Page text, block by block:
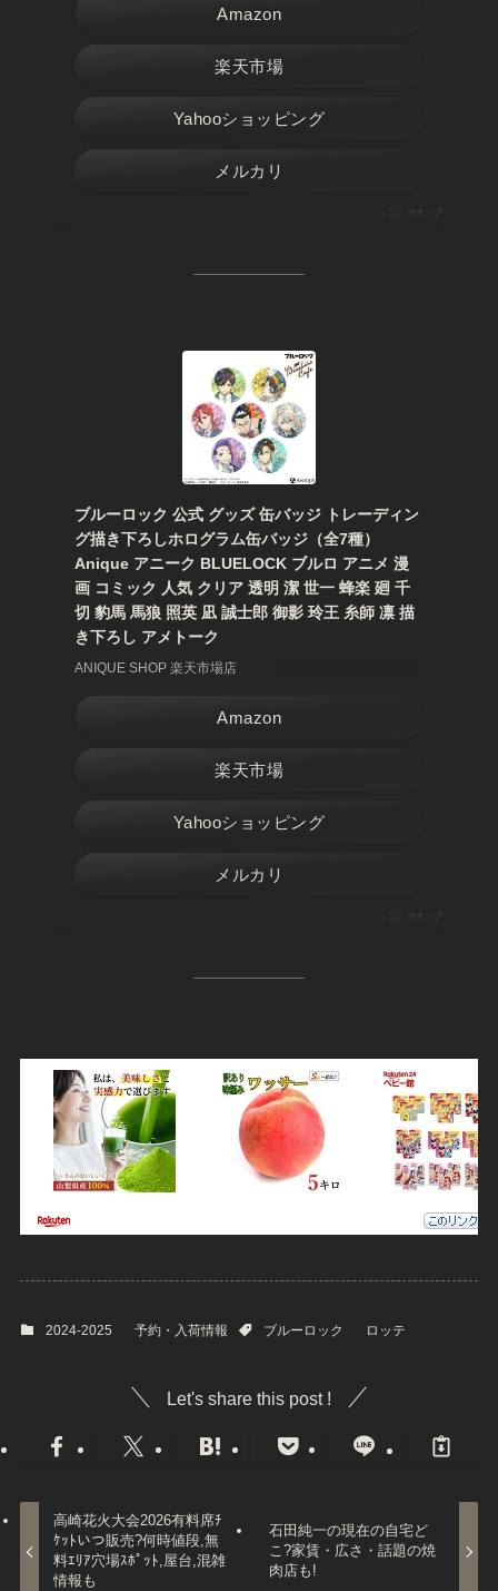
Amazon
楽天市場
Yahooショッピング
メルカリ
ポチップ
ブルーロック 公式 グッズ 缶バッジ トレーディン
グ描き下ろしホログラム缶バッジ（全7種）
Anique アニーク BLUELOCK ブルロ アニメ 漫
画 コミック 人気 クリア 透明 潔 世一 蜂楽 廻 千
切 豹馬 馬狼 照英 凪 誠士郎 御影 玲王 糸師 凛 描
き下ろし アメトーク
ANIQUE SHOP 楽天市場店
Amazon
楽天市場
Yahooショッピング
メルカリ
ポチップ
2024-2025 予約・入荷情報 ブルーロック ロッテ
Let's share this post !
高崎花火大会2026有料席ﾁ
ｹｯﾄいつ販売?何時値段,無
料ｴﾘｱ穴場ｽﾎﾟｯﾄ,屋台,混雑
情報も
石田純一の現在の自宅ど
こ?家賃・広さ・話題の焼
肉店も!